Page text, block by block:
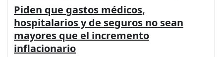
Piden que gastos médicos,
hospitalarios y de seguros no sean
mayores que el incremento
inflacionario